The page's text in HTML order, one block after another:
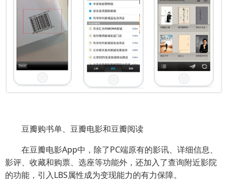
豆瓣购书单、豆瓣电影和豆瓣阅读
在豆瓣电影App中，除了PC端原有的影讯、详细信息、
影评、收藏和购票、选座等功能外，还加入了查询附近影院
的功能，引入LBS属性成为变现能力的有力保障。